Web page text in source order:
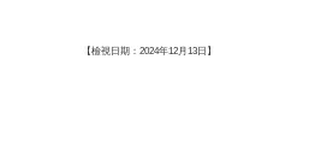
【檢視日期：2024年12月13日】